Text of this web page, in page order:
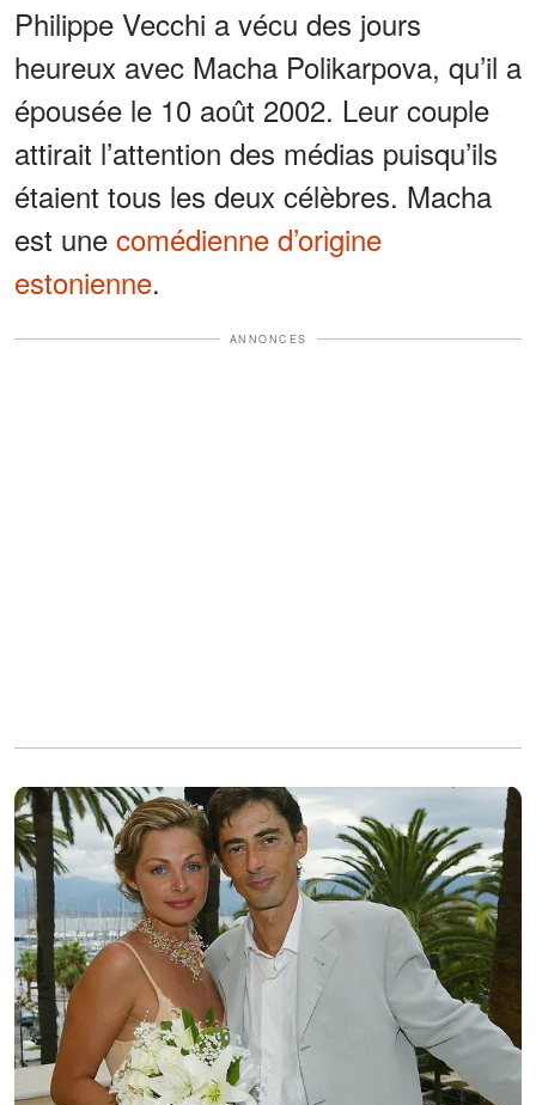
Philippe Vecchi a vécu des jours
heureux avec Macha Polikarpova, qu’il a
épousée le 10 août 2002. Leur couple
attirait l’attention des médias puisqu’ils
étaient tous les deux célèbres. Macha
est une comédienne d’origine
estonienne.
ANNONCES